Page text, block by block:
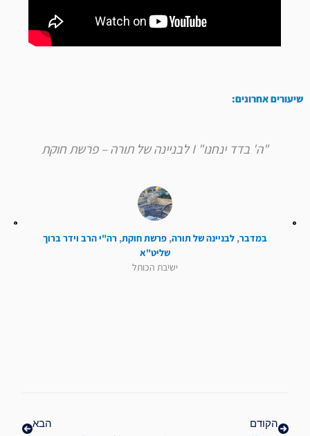
שיעורים אחרונים:
"ה' בדד ינחנו" I לבניינה של תורה – פרשת חוקת
במדבר, לבניינה של תורה, פרשת חוקת, רה"י הרב וידר ברוך
שליט"א
ישיבת הכותל
הקודם הבא